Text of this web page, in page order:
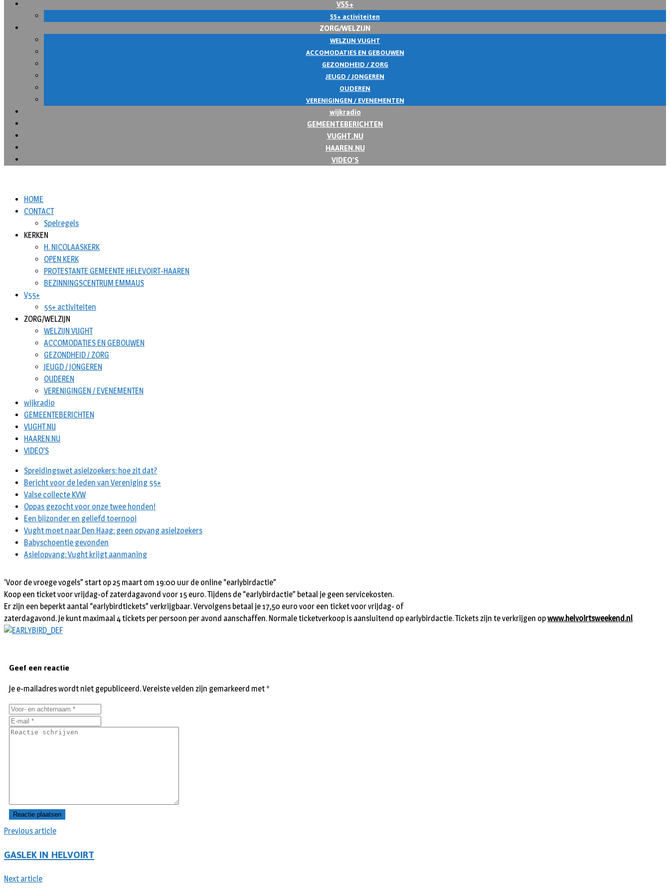
V55+
55+ activiteiten
ZORG/WELZIJN
WELZIJN VUGHT
ACCOMODATIES EN GEBOUWEN
GEZONDHEID / ZORG
JEUGD / JONGEREN
OUDEREN
VERENIGINGEN / EVENEMENTEN
wijkradio
GEMEENTEBERICHTEN
VUGHT.NU
HAAREN.NU
VIDEO’S
HOME
CONTACT
Spelregels
KERKEN
H. NICOLAASKERK
OPEN KERK
PROTESTANTE GEMEENTE HELEVOIRT-HAAREN
BEZINNINGSCENTRUM EMMAUS
V55+
55+ activiteiten
ZORG/WELZIJN
WELZIJN VUGHT
ACCOMODATIES EN GEBOUWEN
GEZONDHEID / ZORG
JEUGD / JONGEREN
OUDEREN
VERENIGINGEN / EVENEMENTEN
wijkradio
GEMEENTEBERICHTEN
VUGHT.NU
HAAREN.NU
VIDEO’S
Spreidingswet asielzoekers: hoe zit dat?
Bericht voor de leden van Vereniging 55+
Valse collecte KVW
Oppas gezocht voor onze twee honden!
Een bijzonder en geliefd toernooi
Vught moet naar Den Haag: geen opvang asielzoekers
Babyschoentje gevonden
Asielopvang: Vught krijgt aanmaning
‘Voor de vroege vogels” start op 25 maart om 19:00 uur de online “earlybirdactie”
Koop een ticket voor vrijdag-of zaterdagavond voor 15 euro. Tijdens de “earlybirdactie” betaal je geen servicekosten.
Er zijn een beperkt aantal “earlybirdtickets” verkrijgbaar. Vervolgens betaal je 17,50 euro voor een ticket voor vrijdag- of
zaterdagavond. Je kunt maximaal 4 tickets per persoon per avond aanschaffen. Normale ticketverkoop is aansluitend op earlybirdactie. Tickets zijn te verkrijgen opwww.helvoirtsweekend.nl
Previous article
GASLEK IN HELVOIRT
Next article
Geef een reactie
Je e-mailadres wordt niet gepubliceerd.Vereiste velden zijn gemarkeerd met *